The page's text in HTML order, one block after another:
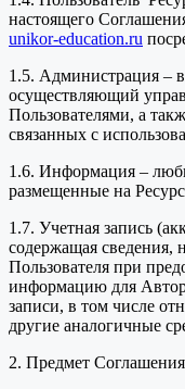
настоящего
unikor-education.ru
1.5. Администрация –
осуществляющий
Пользователями, а
связанных с
1.6. Информация –
размещенные на
1.7. Учетная запись
содержащая сведения,
Пользователя при
информацию для
записи, в том числе
другие аналогичные
2. Предмет Соглашения